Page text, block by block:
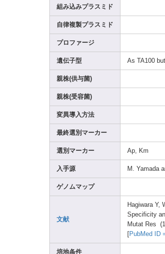
組み込みプラスミド
自律複製プラスミド
プロファージ
遺伝子型 As TA100
親株(供与菌)
親株(受容菌)
変異導入方法
最終選別マーカー
選別マーカー Ap, Km
入手源 M. Yamada
ゲノムマップ
文献
Hagiwara Y,
Specificity
Mutat Res
PubMed ID
培地条件